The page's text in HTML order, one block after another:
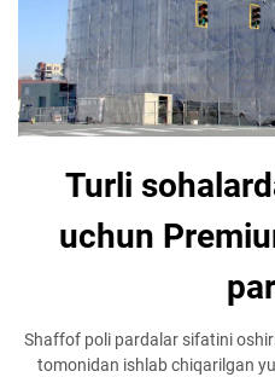
Turli
uchun
Shaffof poli pardalar sifatini
tomonidan ishlab chiqarilgan